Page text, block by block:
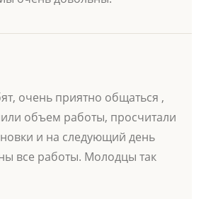
очень приятно общаться ,
объем работы, просчитали
и на следующий день
все работы. Молодцы так